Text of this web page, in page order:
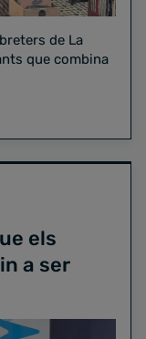
de La
que combina
els
a ser